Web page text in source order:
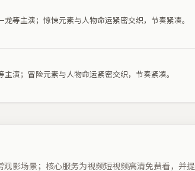
等主演；惊悚元素与人物命运紧密交织，节奏紧凑。
演；冒险元素与人物命运紧密交织，节奏紧凑。
影场景；核心服务为视频短视频高清免费看，并